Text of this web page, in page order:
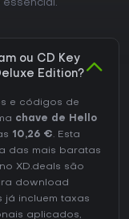
essencial.
ou CD Key
Edition?
e códigos de
chave de Hello
10,26 €. Esta
das mais baratas
XD.deals são
download
já incluem taxas
aplicados,